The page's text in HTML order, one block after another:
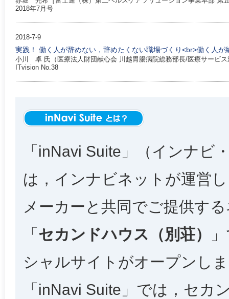
2018年7月号
2018-7-9
実践！ 働く人が辞めない，辞めたくない職場づくり<br>働く人が
小川 卓 氏（医療法人財団献心会 川越胃腸病院総務部長/医療サービス
ITvision No.38
「inNavi Suite」（インナビ
は，インナビネットが運営
メーカーと共同でご提供す
「 セカンドハウス（別荘）
シャルサイトがオープンし
「inNavi Suite」では，セ